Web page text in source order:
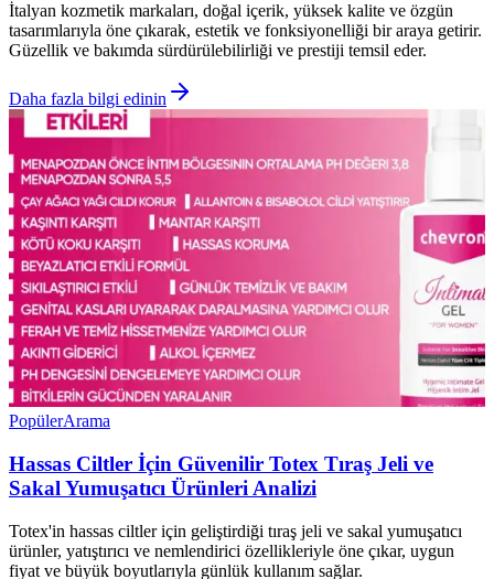
İtalyan kozmetik markaları, doğal içerik, yüksek kalite ve özgün
tasarımlarıyla öne çıkarak, estetik ve fonksiyonelliği bir araya getirir.
Güzellik ve bakımda sürdürülebilirliği ve prestiji temsil eder.
Daha fazla bilgi edinin
PopülerArama
Hassas Ciltler İçin Güvenilir Totex Tıraş Jeli ve
Sakal Yumuşatıcı Ürünleri Analizi
Totex'in hassas ciltler için geliştirdiği tıraş jeli ve sakal yumuşatıcı
ürünler, yatıştırıcı ve nemlendirici özellikleriyle öne çıkar, uygun
fiyat ve büyük boyutlarıyla günlük kullanım sağlar.